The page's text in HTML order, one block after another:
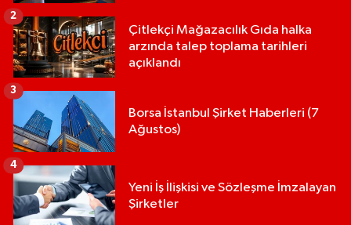
Çitlekçi Mağazacılık Gıda halka
arzında talep toplama tarihleri
açıklandı
2
Borsa İstanbul Şirket Haberleri (7
Ağustos)
3
Yeni İş İlişkisi ve Sözleşme İmzalayan
Şirketler
4